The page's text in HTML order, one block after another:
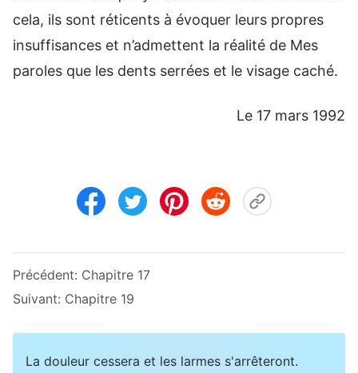
cela, ils sont réticents à évoquer leurs propres
insuffisances et n’admettent la réalité de Mes
paroles que les dents serrées et le visage caché.
Le 17 mars 1992
Précédent: Chapitre 17
Suivant: Chapitre 19
La douleur cessera et les larmes s'arrêteront.